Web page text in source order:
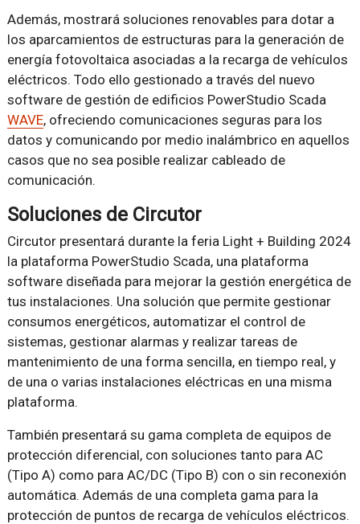
Además, mostrará soluciones renovables para dotar a
los aparcamientos de estructuras para la generación de
energía fotovoltaica asociadas a la recarga de vehículos
eléctricos. Todo ello gestionado a través del nuevo
software de gestión de edificios PowerStudio Scada
WAVE, ofreciendo comunicaciones seguras para los
datos y comunicando por medio inalámbrico en aquellos
casos que no sea posible realizar cableado de
comunicación.
Soluciones de Circutor
Circutor presentará durante la feria Light + Building 2024
la plataforma PowerStudio Scada, una plataforma
software diseñada para mejorar la gestión energética de
tus instalaciones. Una solución que permite gestionar
consumos energéticos, automatizar el control de
sistemas, gestionar alarmas y realizar tareas de
mantenimiento de una forma sencilla, en tiempo real, y
de una o varias instalaciones eléctricas en una misma
plataforma.
También presentará su gama completa de equipos de
protección diferencial, con soluciones tanto para AC
(Tipo A) como para AC/DC (Tipo B) con o sin reconexión
automática. Además de una completa gama para la
protección de puntos de recarga de vehículos eléctricos.